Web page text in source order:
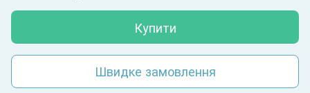
Купити
Швидке замовлення